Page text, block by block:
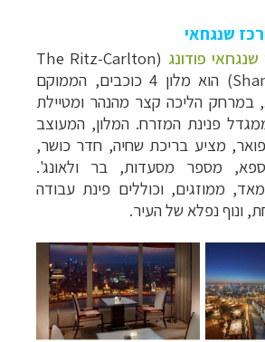
שנגחאי
פודונג (
The Ritz-Carlton
) הוא מלון 4 כוכבים, הממוקם
, במרחק הליכה קצר מהנהר ומטיילת
500 מ' ממגדל פנינת המזרח. המלון, המעוצב
מציע בריכת שחיה, חדר כושר,
מספר מסעדות, בר ולאונג'.
ממוזגים, וכוללים פינת עבודה
ונוף נפלא של העיר.